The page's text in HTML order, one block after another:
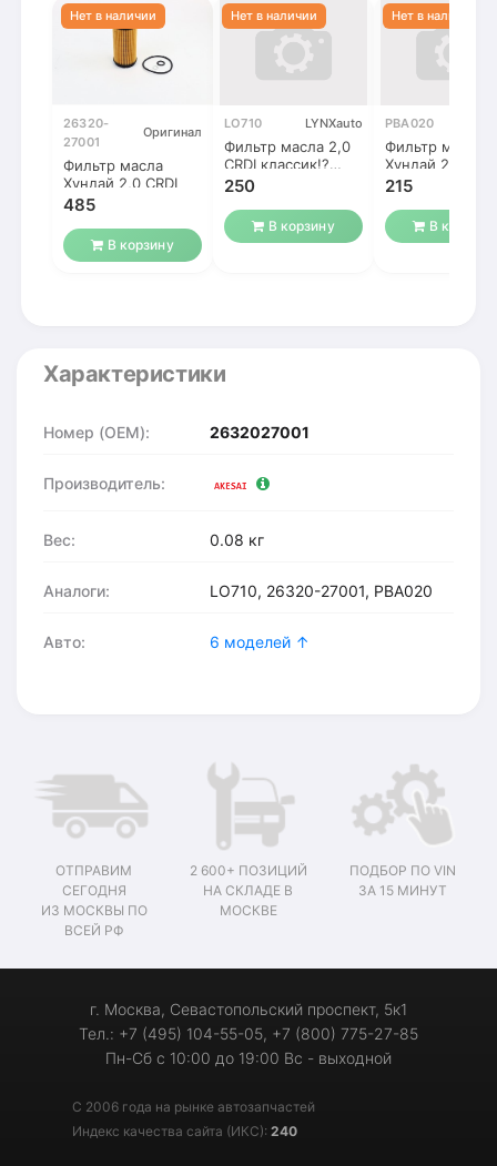
26320-
27001
Оригинал
Фильтр масла
Хундай 2,0 CRDI
485
В корзину
LO710 LYNXauto
Фильтр масла 2,0
CRDI классик!?
26316-27000
250
В корзину
PBA020
Фильтр масла
Хундай 2,0
215
В корзину
Характеристики
Номер (OEM): 2632027001
Производитель:
Вес: 0.08 кг
Аналоги: LO710, 26320-27001, PBA020
Авто: 6 моделей ↑
ОТПРАВИМ
СЕГОДНЯ
ИЗ МОСКВЫ ПО
ВСЕЙ РФ
2 600+ ПОЗИЦИЙ
НА СКЛАДЕ В
МОСКВЕ
ПОДБОР ПО VIN
ЗА 15 МИНУТ
г. Москва, Севастопольский проспект, 5к1
Тел.: +7 (495) 104-55-05, +7 (800) 775-27-85
Пн-Сб с 10:00 до 19:00 Вс - выходной
С 2006 года на рынке автозапчастей
Индекс качества сайта (ИКС): 240